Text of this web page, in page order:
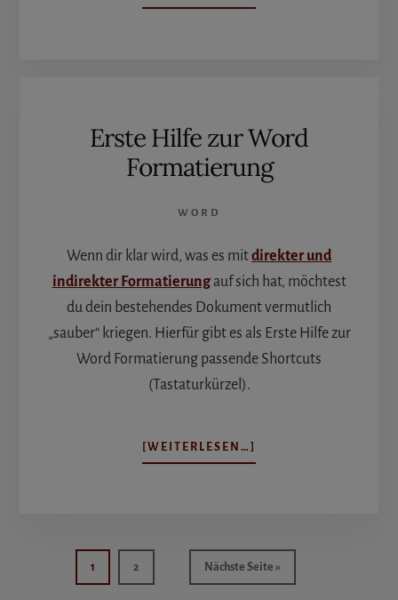
POWERPOINT
Erste Hilfe zur Word
Formatierung
WORD
Wenn dir klar wird, was es mitdirekter und
indirekter Formatierungauf sich hat, möchtest
du dein bestehendes Dokument vermutlich
„sauber“ kriegen. Hierfür gibt es als Erste Hilfe zur
Word Formatierung passende Shortcuts
(Tastaturkürzel).
[WEITERLESEN…]
HILFE
Seite
1 Seite
2 Nächste Seite aufrufen
»